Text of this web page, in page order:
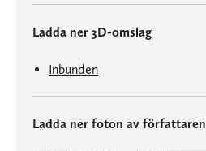
Ladda ner 3D-omslag
Inbunden
Ladda ner foton av författaren